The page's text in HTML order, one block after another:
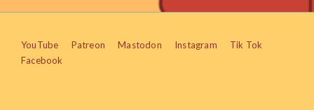
Menu
YouTube Patreon Mastodon Instagram
Tik Tok
Facebook